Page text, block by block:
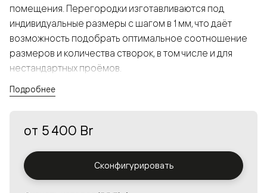
помещения. Перегородки изготавливаются под
индивидуальные размеры с шагом в 1 мм, что даёт
возможность подобрать оптимальное соотношение
размеров и количества створок, в том числе и для
нестандартных проёмов.
а большой выбор вставок из стекла с различными
решения в интерьере и варьировать освещённость.
Подробнее
от 5 400 Br
Сконфигурировать